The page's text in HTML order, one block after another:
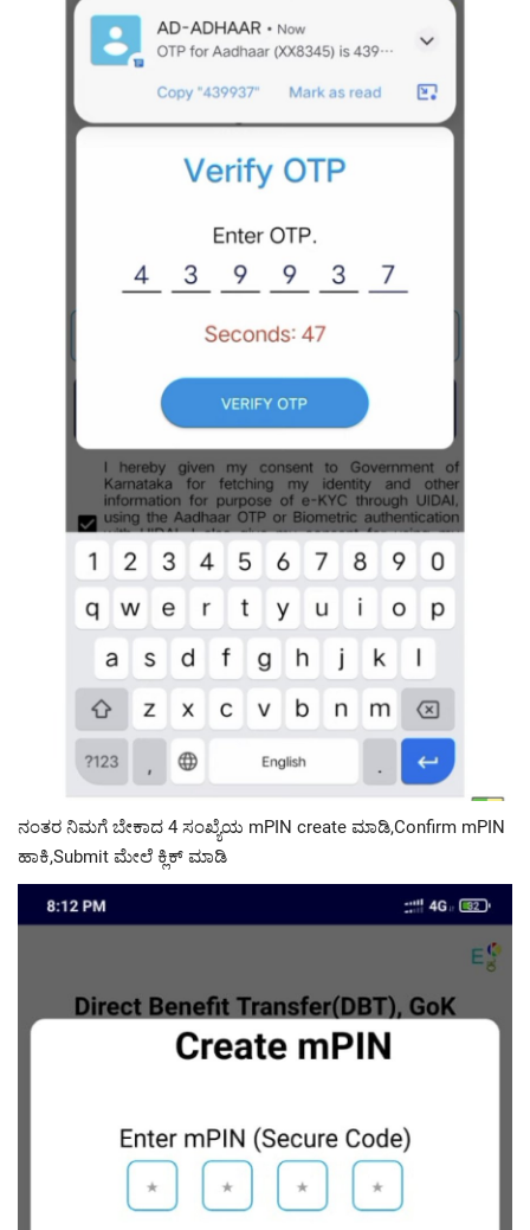
ನಂತರ ನಿಮಗೆ ಬೇಕಾದ 4 ಸಂಖ್ಯೆಯ mPIN create ಮಾಡಿ,Confirm mPIN
ಹಾಕಿ,Submit ಮೇಲೆ ಕ್ಲಿಕ್ ಮಾಡಿ